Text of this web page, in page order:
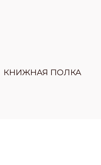
КНИЖНАЯ ПОЛКА